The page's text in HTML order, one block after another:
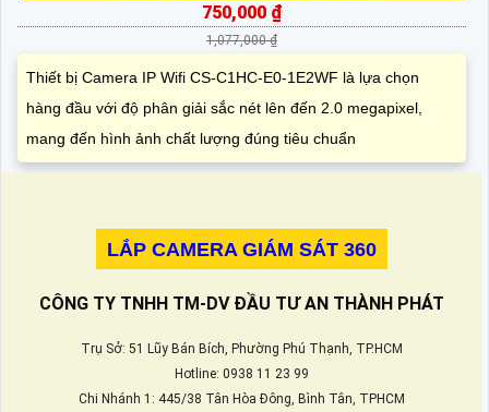
750,000 ₫
1,077,000 ₫
Thiết bị Camera IP Wifi CS-C1HC-E0-1E2WF là lựa chọn
hàng đầu với độ phân giải sắc nét lên đến 2.0 megapixel,
mang đến hình ảnh chất lượng đúng tiêu chuẩn
LẮP CAMERA GIÁM SÁT 360
CÔNG TY TNHH TM-DV ĐẦU TƯ AN THÀNH PHÁT
Trụ Sở: 51 Lũy Bán Bích, Phường Phú Thạnh, TP.HCM
Hotline: 0938 11 23 99
Chi Nhánh 1: 445/38 Tân Hòa Đông, Bình Tân, TPHCM